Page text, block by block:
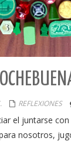
REFLEXIONES
el juntarse
nosotros,